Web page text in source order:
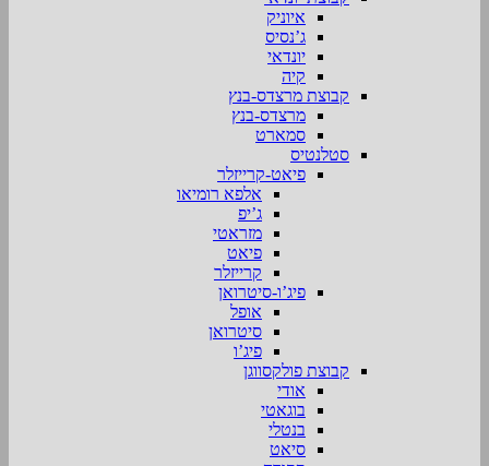
איוניק
ג’נסיס
יונדאי
קיה
קבוצת מרצדס-בנץ
מרצדס-בנץ
סמארט
סטלנטיס
פיאט-קרייזלר
אלפא רומיאו
ג’יפ
מזראטי
פיאט
קרייזלר
פיג’ו-סיטרואן
אופל
סיטרואן
פיג’ו
קבוצת פולקסווגן
אודי
בוגאטי
בנטלי
סיאט